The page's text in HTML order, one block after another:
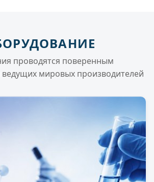
проводятся поверенным
мировых производителей